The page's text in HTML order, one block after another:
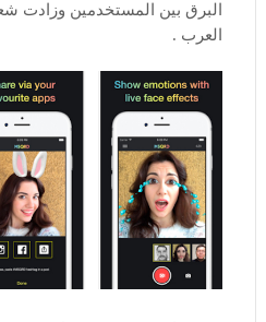
البرق بين المستخدمين وزادت
العرب .